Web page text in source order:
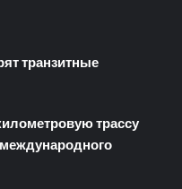
транзитные
трассу